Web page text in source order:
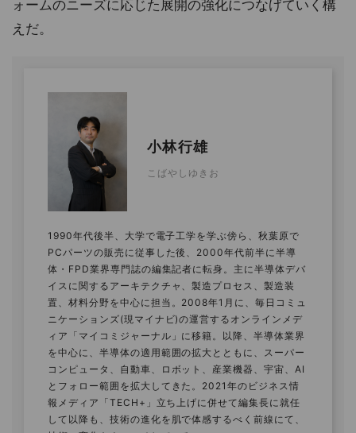
ォームのニーズに応じた展開の強化につなげていく構
えだ。
小林行雄
こばやしゆきお
1990年代後半、大学で電子工学を学ぶ傍ら、秋葉原で
PCパーツの販売に従事した後、2000年代前半に半導
体・FPD業界専門誌の編集記者に転身。主に半導体デバ
イスに関するアーキテクチャ、製造プロセス、製造装
置、材料分野を中心に担当。2008年1月に、毎日コミュ
ニケーションズ(現マイナビ)の運営するオンラインメデ
ィア「マイコミジャーナル」に移籍。以降、半導体業界
を中心に、半導体の適用範囲の拡大とともに、スーパー
コンピュータ、自動車、ロボット、産業機器、宇宙、AI
とフォロー範囲を拡大してきた。2021年のビジネス情
報メディア「TECH+」立ち上げに併せて編集長に就任
して以降も、技術の進化を肌で体感するべく前線にて、